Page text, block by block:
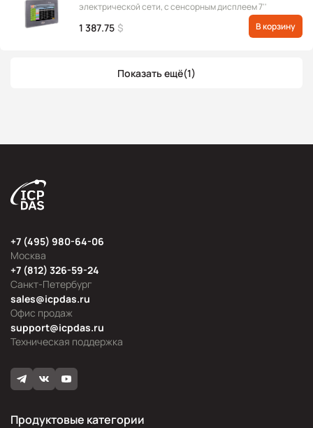
электрической сети, с сенсорным дисплеем 7''
1 387.75 $ В корзину
Показать ещё(1)
Москва
+7 (495) 980-64-06
Офис продаж
sales@icpdas.ru
Санкт-Петербург
+7 (812) 326-59-24
Техническая поддержка
support@icpdas.ru
Продуктовые категории